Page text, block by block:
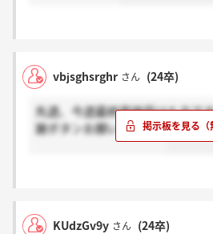
vbjsghsrghr さん (24卒)
先週、今週最終面接受けた方で
謝ボタンお願いします。
KUdzGv9y さん (24卒)